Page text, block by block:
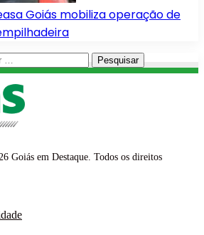
Goiás mobiliza operação de
Goiás em Destaque. Todos os direitos